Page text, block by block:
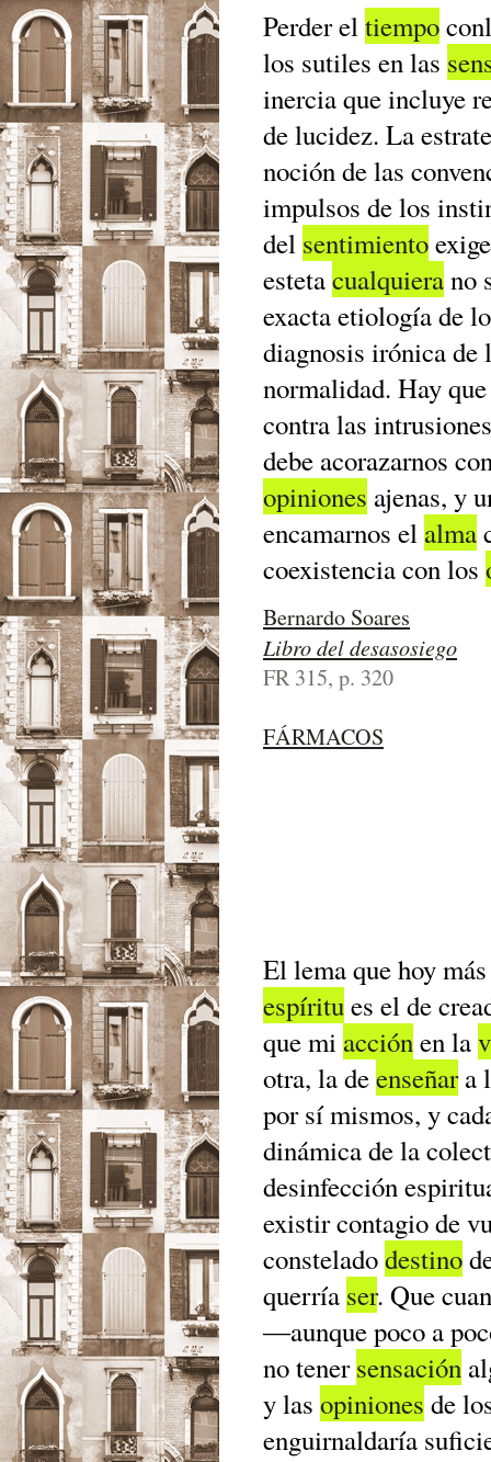
Perder eltiempo
los sutiles en las
inercia que incluye
de lucidez. La
noción de las
impulsos de los
del sentimiento
estetacualquierano
exacta etiología de
diagnosis irónica de
normalidad. Hay
contra las
debe acorazarnos
opiniones ajenas, y
encamarnos el alma
coexistencia con los
Bernardo Soares
Libro del desasosiego
FR 315, p. 320
FÁRMACOS
El lema que hoy
espíritues el de
que mi acciónen la
otra, la deenseñara
por sí mismos, y
dinámica de la
desinfección
existir contagio de
consteladodestino
querría ser. Que
―aunque poco a
no tenersensación
y las opiniones de
enguirnaldaría